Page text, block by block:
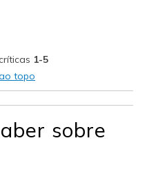
size
1-5
topo
sobre